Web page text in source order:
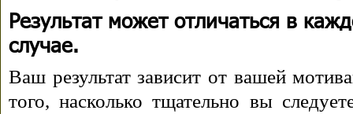
Результат может отличаться в
случае.
Ваш результат зависит от вашей
того, насколько тщательно вы